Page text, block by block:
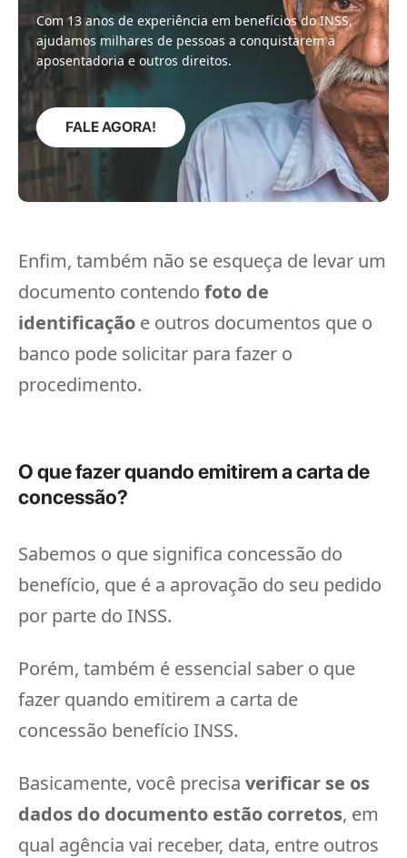
Com 13 anos de experiência em benefícios do INSS,
ajudamos milhares de pessoas a conquistarem a
aposentadoria e outros direitos.
FALE AGORA!
Enfim, também não se esqueça de levar um
documento contendo foto de
identificação e outros documentos que o
banco pode solicitar para fazer o
procedimento.
O que fazer quando emitirem a carta de
concessão?
Sabemos o que significa concessão do
benefício, que é a aprovação do seu pedido
por parte do INSS.
Porém, também é essencial saber o que
fazer quando emitirem a carta de
concessão benefício INSS.
Basicamente, você precisa verificar se os
dados do documento estão corretos, em
qual agência vai receber, data, entre outros